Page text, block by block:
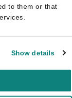
to them or that
Show details
was: €9,99.
is: €4,99.